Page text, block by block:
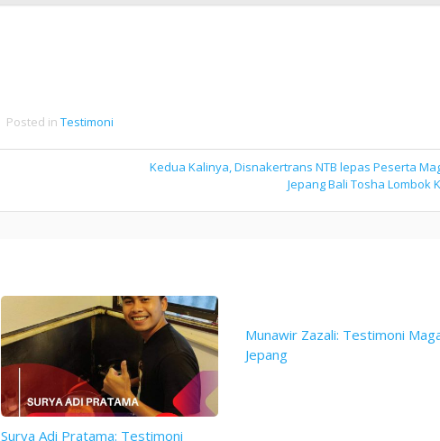
Posted in Testimoni
Kedua Kalinya, Disnakertrans NTB lepas Peserta
Jepang Bali Tosha Lombok
Surya Adi Pratama: Testimoni
Munawir Zazali: Testimoni
Jepang